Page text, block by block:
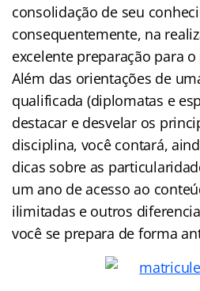
consolidação de seu
consequentemente, na
excelente preparação para
Além das orientações de
qualificada (diplomatas e
destacar e desvelar os
disciplina, você contará,
dicas sobre as
um ano de acesso ao
ilimitadas e outros
você se prepara de forma